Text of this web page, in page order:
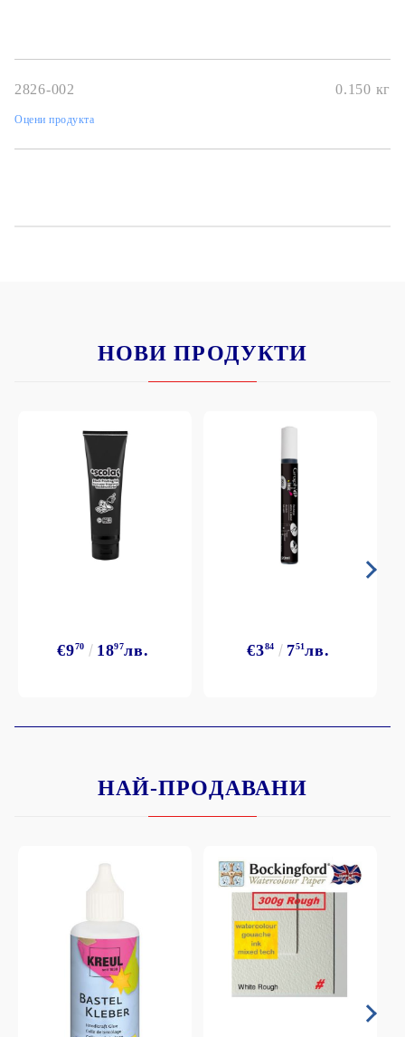
2826-002 0.150 кг
Оцени продукта
НОВИ ПРОДУКТИ
€970 1897лв. €384 751лв.
НАЙ-ПРОДАВАНИ